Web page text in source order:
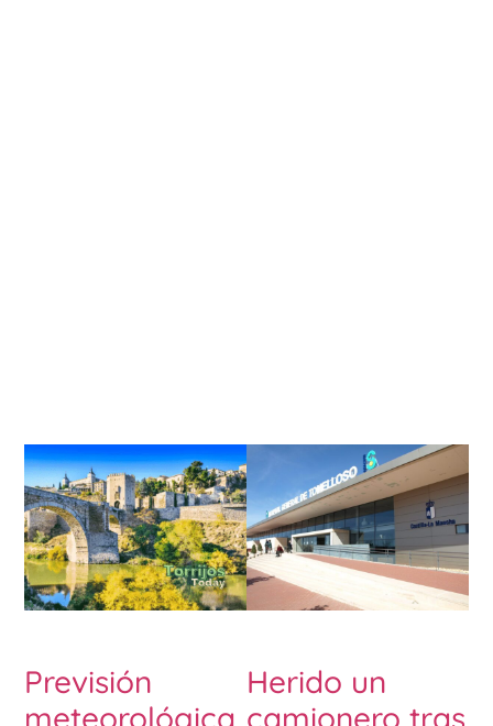
Previsión
meteorológica
Herido un
camionero tras